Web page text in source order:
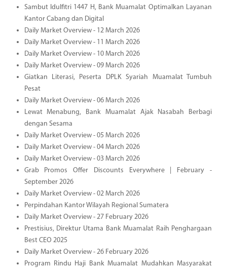
Sambut Idulfitri 1447 H, Bank Muamalat Optimalkan Layanan
Kantor Cabang dan Digital
Daily Market Overview - 12 March 2026
Daily Market Overview - 11 March 2026
Daily Market Overview - 10 March 2026
Daily Market Overview - 09 March 2026
Giatkan Literasi, Peserta DPLK Syariah Muamalat Tumbuh
Pesat
Daily Market Overview - 06 March 2026
Lewat Menabung, Bank Muamalat Ajak Nasabah Berbagi
dengan Sesama
Daily Market Overview - 05 March 2026
Daily Market Overview - 04 March 2026
Daily Market Overview - 03 March 2026
Grab Promos Offer Discounts Everywhere | February -
September 2026
Daily Market Overview - 02 March 2026
Perpindahan Kantor Wilayah Regional Sumatera
Daily Market Overview - 27 February 2026
Prestisius, Direktur Utama Bank Muamalat Raih Penghargaan
Best CEO 2025
Daily Market Overview - 26 February 2026
Program Rindu Haji Bank Muamalat Mudahkan Masyarakat